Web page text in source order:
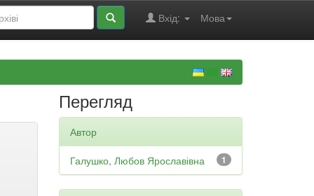
Мова
Вхід:
Перегляд
Автор
1
Галушко, Любов Ярославівна